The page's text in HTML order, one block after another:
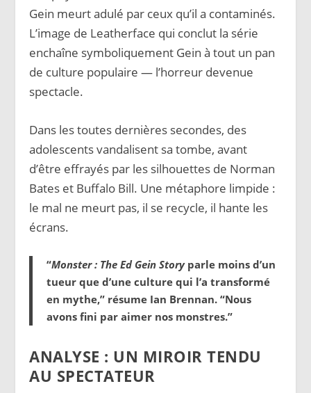
Gein meurt adulé par ceux qu’il a contaminés.
L’image de Leatherface qui conclut la série
enchaîne symboliquement Gein à tout un pan
de culture populaire — l’horreur devenue
spectacle.
Dans les toutes dernières secondes, des
adolescents vandalisent sa tombe, avant
d’être effrayés par les silhouettes de Norman
Bates et Buffalo Bill. Une métaphore limpide :
le mal ne meurt pas, il se recycle, il hante les
écrans.
“Monster : The Ed Gein Storyparle moins d’un
tueur que d’une culture qui l’a transformé
en mythe,” résume Ian Brennan. “Nous
avons fini par aimer nos monstres.”
ANALYSE : UN MIROIR TENDU
AU SPECTATEUR